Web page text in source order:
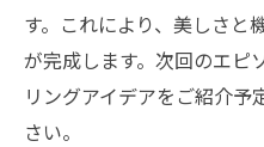
す。これにより、美しさと
が完成します。次回のエピ
リングアイデアをご紹介予
さい。